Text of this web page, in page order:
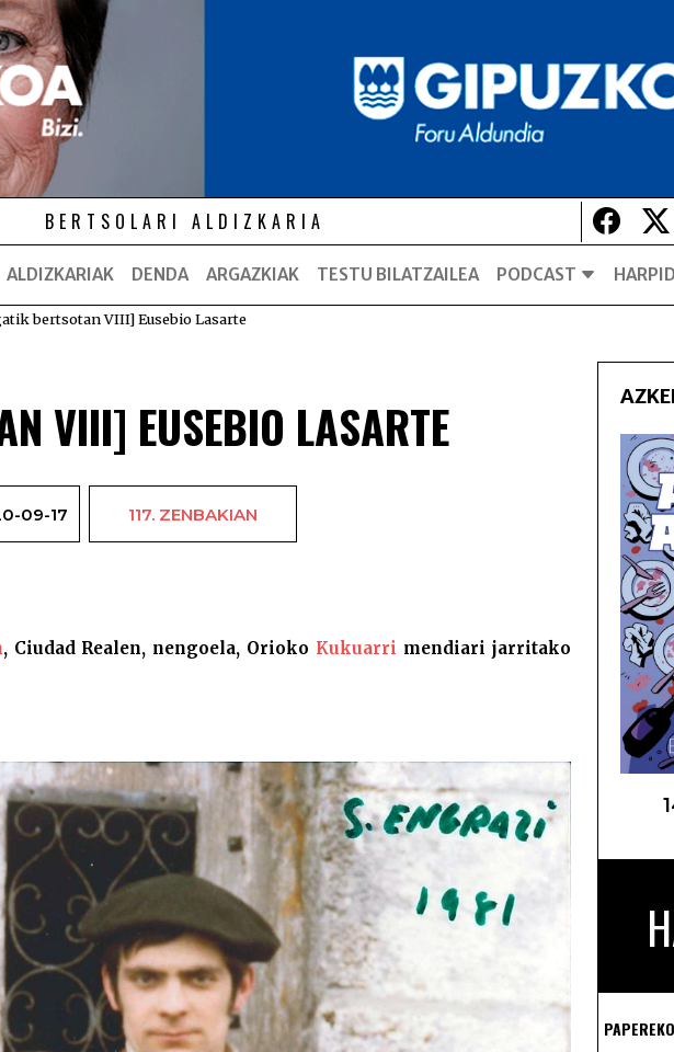
BERTSOLARI ALDIZKARIA
ALDIZKARIAK DENDA ARGAZKIAK TESTU BILATZAILEA PODCAST
bertsotan VIII] Eusebio Lasarte
VIII] EUSEBIO LASARTE
09-17 117. ZENBAKIAN
, Ciudad Realen, nengoela, Orioko Kukuarri mendiari jarritako